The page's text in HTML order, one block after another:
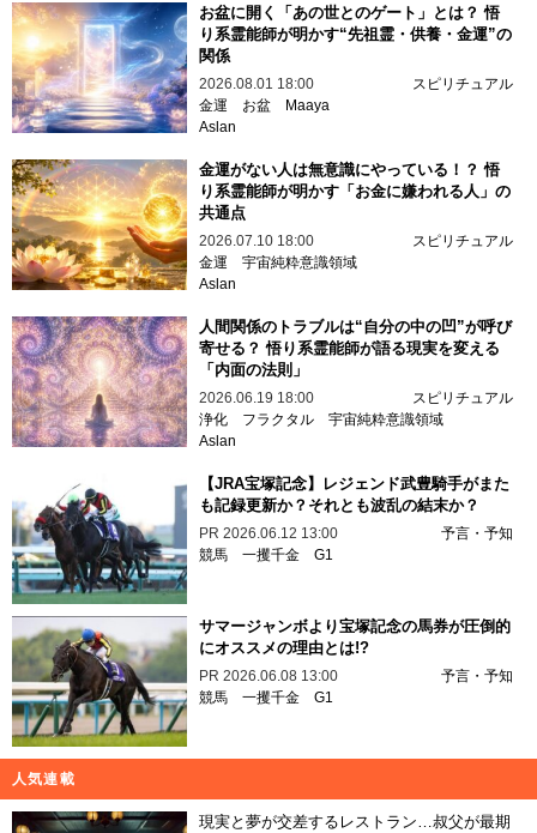
お盆に開く「あの世とのゲート」とは？ 悟
り系霊能師が明かす“先祖霊・供養・金運”の
関係
2026.08.01 18:00
スピリチュアル
金運
お盆
Maaya
Aslan
金運がない人は無意識にやっている！？ 悟
り系霊能師が明かす「お金に嫌われる人」の
共通点
2026.07.10 18:00
スピリチュアル
金運 宇宙純粋意識領域
Aslan
人間関係のトラブルは“自分の中の凹”が呼び
寄せる？ 悟り系霊能師が語る現実を変える
「内面の法則」
2026.06.19 18:00
スピリチュアル
浄化
フラクタル 宇宙純粋意識領域
Aslan
【JRA宝塚記念】レジェンド武豊騎手がまた
も記録更新か？それとも波乱の結末か？
PR 2026.06.12 13:00
予言・予知
競馬 一攫千金 G1
サマージャンボより宝塚記念の馬券が圧倒的
にオススメの理由とは!?
PR 2026.06.08 13:00
予言・予知
競馬 一攫千金 G1
人気連載
現実と夢が交差するレストラン…叔父が最期